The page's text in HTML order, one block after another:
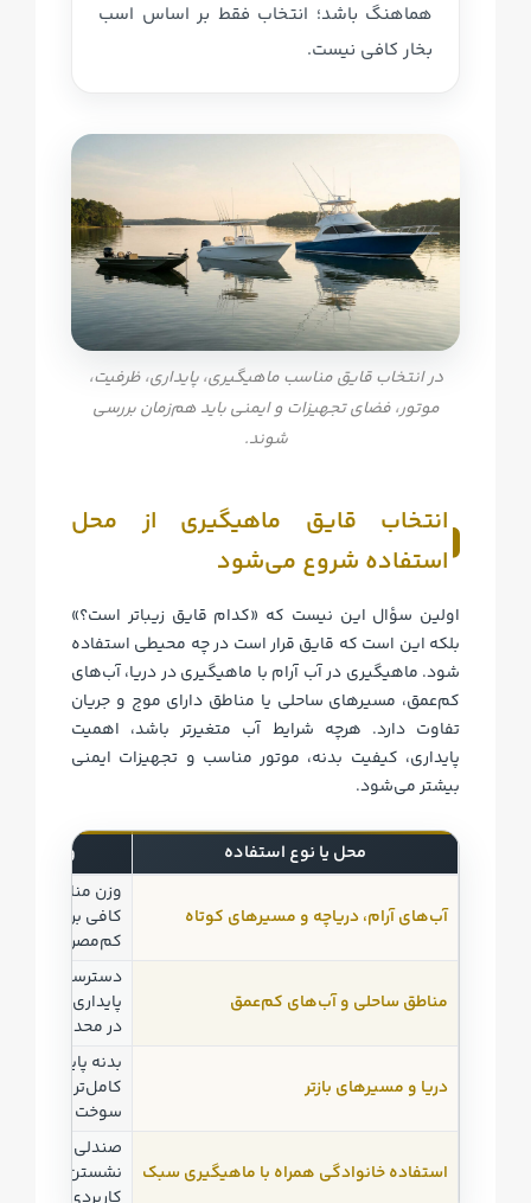
هماهنگ باشد؛ انتخاب فقط بر اساس اسب
بخار کافی نیست.
در انتخاب قایق مناسب ماهیگیری، پایداری، ظرفیت،
موتور، فضای تجهیزات و ایمنی باید هم‌زمان بررسی
شوند.
انتخاب قایق ماهیگیری از محل
استفاده شروع می‌شود
اولین سؤال این نیست که «کدام قایق زیباتر است؟»
بلکه این است که قایق قرار است در چه محیطی استفاده
شود. ماهیگیری در آب آرام با ماهیگیری در دریا، آب‌های
کم‌عمق، مسیرهای ساحلی یا مناطق دارای موج و جریان
تفاوت دارد. هرچه شرایط آب متغیرتر باشد، اهمیت
پایداری، کیفیت بدنه، موتور مناسب و تجهیزات ایمنی
بیشتر می‌شود.
محل یا نوع استفاده
آب‌های آرام، دریاچه و مسیرهای کوتاه
وزن مناسب،
کافی برای
کم‌مصرف.
مناطق ساحلی و آب‌های کم‌عمق
دسترسی ساده،
پایداری هنگام
در محدوده‌های
دریا و مسیرهای بازتر
بدنه پایدارتر،
کامل‌تر، موتور
سوخت مناسب‌تر.
استفاده خانوادگی همراه با ماهیگیری سبک
صندلی مناسب،
نشستن، ایمنی